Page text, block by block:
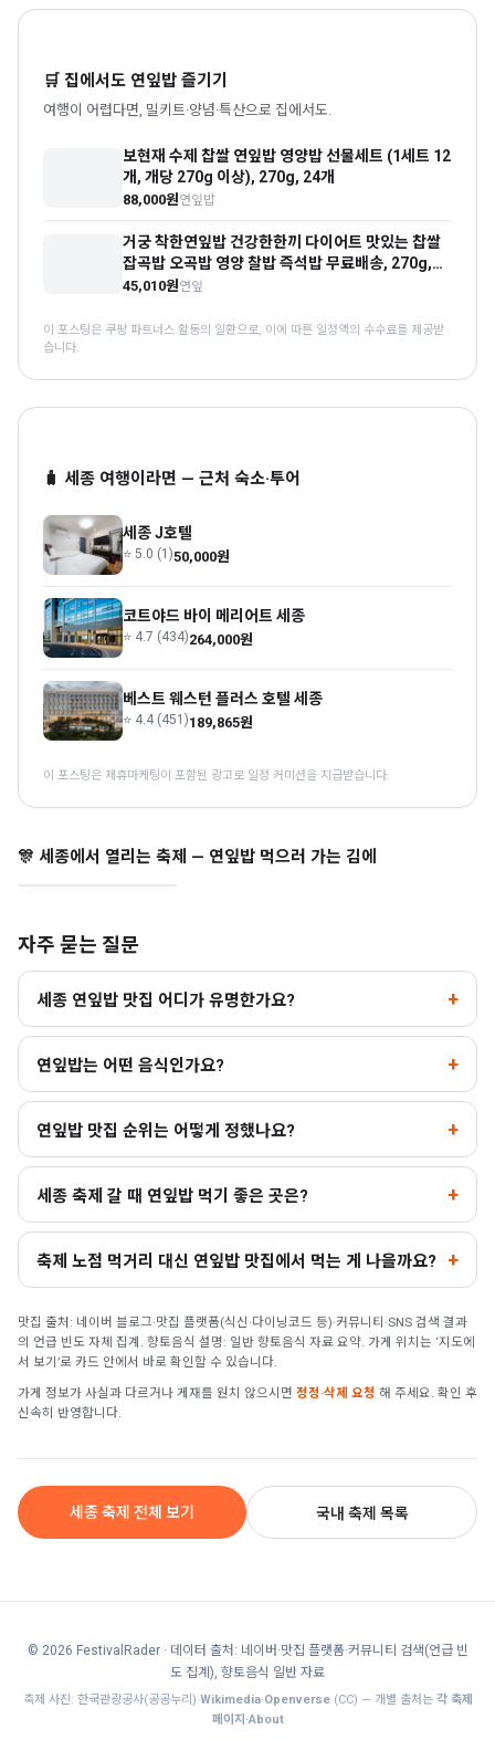
🛒 집에서도 연잎밥 즐기기
여행이 어렵다면, 밀키트·양념·특산으로 집에서도.
보현재 수제 찹쌀 연잎밥 영양밥 선물세트 (1세트 12
개, 개당 270g 이상), 270g, 24개
88,000원연잎밥
거궁 착한연잎밥 건강한한끼 다이어트 맛있는 찹쌀
잡곡밥 오곡밥 영양 찰밥 즉석밥 무료배송, 270g,
12개
45,010원연잎
이 포스팅은 쿠팡 파트너스 활동의 일환으로, 이에 따른 일정액의 수수료를 제공받
습니다.
🧳 세종 여행이라면 — 근처 숙소·투어
세종 J호텔
⭐ 5.0 (1)50,000원
코트야드 바이 메리어트 세종
⭐ 4.7 (434)264,000원
베스트 웨스턴 플러스 호텔 세종
⭐ 4.4 (451)189,865원
이 포스팅은 제휴마케팅이 포함된 광고로 일정 커미션을 지급받습니다.
🎊 세종에서 열리는 축제 — 연잎밥 먹으러 가는 김에
세종한글축제
세종 · 10.9~10.11
자주 묻는 질문
세종 연잎밥 맛집 어디가 유명한가요?
연잎밥는 어떤 음식인가요?
연잎밥 맛집 순위는 어떻게 정했나요?
세종 축제 갈 때 연잎밥 먹기 좋은 곳은?
축제 노점 먹거리 대신 연잎밥 맛집에서 먹는 게 나을까요?
맛집 출처: 네이버 블로그·맛집 플랫폼(식신·다이닝코드 등)·커뮤니티·SNS 검색 결과
의 언급 빈도 자체 집계. 향토음식 설명: 일반 향토음식 자료 요약. 가게 위치는 ‘지도에
서 보기’로 카드 안에서 바로 확인할 수 있습니다.
가게 정보가 사실과 다르거나 게재를 원치 않으시면 정정·삭제 요청 해 주세요. 확인 후
신속히 반영합니다.
세종 축제 전체 보기 국내 축제 목록
© 2026 FestivalRader · 데이터 출처: 네이버·맛집 플랫폼·커뮤니티 검색(언급 빈
도 집계), 향토음식 일반 자료
축제 사진: 한국관광공사(공공누리)·Wikimedia·Openverse(CC) — 개별 출처는 각 축제
페이지·About